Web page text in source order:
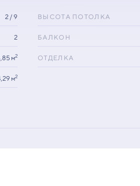
2 / 9
2
м2
м2
ВЫСОТА ПОТОЛКА
БАЛКОН
ОТДЕЛКА